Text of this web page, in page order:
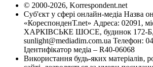
© 2000-2026, Korrespondent.net
Суб'єкт у сфері онлайн-медіа Назва
«КореспонденТ.net» Адреса: 02091,
ХАРКІВСЬКЕ ШОСЕ, будинок 172-Б,
sunlight@mediadim.com.ua Телефон:
Ідентифікатор медіа – R40-06068
Використання будь-яких матеріалів,